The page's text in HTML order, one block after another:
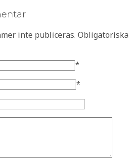
inte publiceras. Obligatoriska
*
*